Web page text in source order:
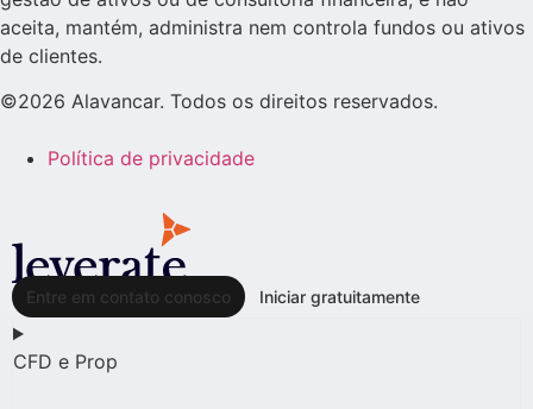
aceita, mantém, administra nem controla fundos ou ativos
de clientes.
©2026 Alavancar. Todos os direitos reservados.
Política de privacidade
Entre em contato conosco Iniciar gratuitamente
CFD e Prop